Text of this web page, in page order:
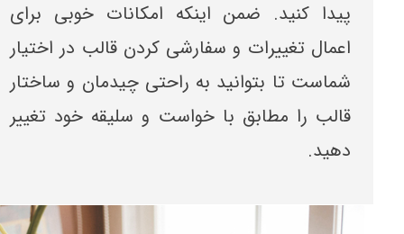
پیدا کنید. ضمن اینکه امکانات خوبی برای
اعمال تغییرات و سفارشی کردن قالب در اختیار
شماست تا بتوانید به راحتی چیدمان و ساختار
قالب را مطابق با خواست و سلیقه خود تغییر
دهید.